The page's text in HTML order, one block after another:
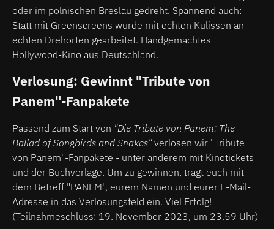
oder im polnischen Breslau gedreht. Spannend auch:
Statt mit Greenscreens wurde mit echten Kulissen an
echten Drehorten gearbeitet. Handgemachtes
Hollywood-Kino aus Deutschland.
Verlosung: Gewinnt "Tribute von
Panem"-Fanpakete
Passend zum Start von "Die Tribute von Panem: The
Ballad of Songbirds and Snakes"verlosen wir "Tribute
von Panem"-Fanpakete - unter anderem mit Kinotickets
und der Buchvorlage. Um zu gewinnen, tragt euch mit
dem Betreff "PANEM", eurem Namen und eurer E-Mail-
Adresse in das Verlosungsfeld ein. Viel Erfolg!
(Teilnahmeschluss: 19. November 2023, um 23.59 Uhr)